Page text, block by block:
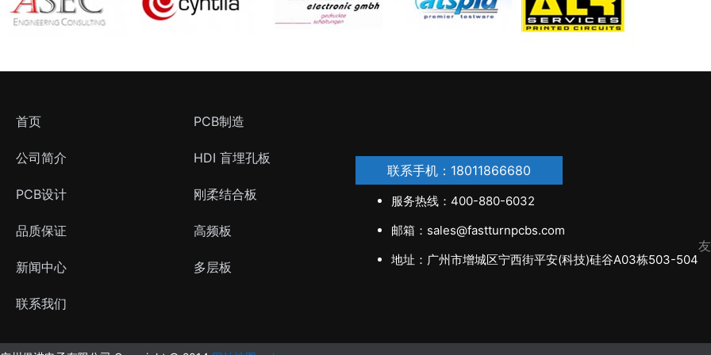
首页
公司简介
PCB设计
品质保证
新闻中心
联系我们
PCB制造
HDI 盲埋孔板
刚柔结合板
高频板
多层板
联系手机：18011866680
服务热线：400-880-6032
邮箱：sales@fastturnpcbs.com
地址：广州市增城区宁西街平安(科技)硅谷A03栋503-504